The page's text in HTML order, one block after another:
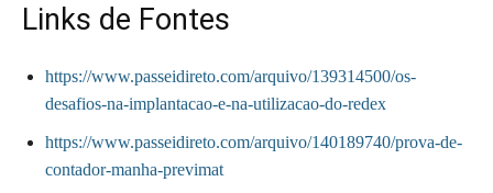
Links de Fontes
https://www.passeidireto.com/arquivo/139314500/os-
desafios-na-implantacao-e-na-utilizacao-do-redex
https://www.passeidireto.com/arquivo/140189740/prova-de-
contador-manha-previmat